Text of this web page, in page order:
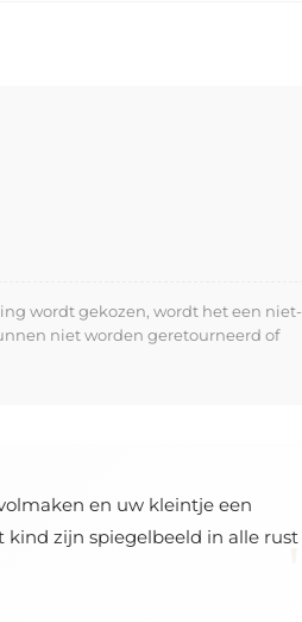
wordt gekozen, wordt het een niet-
niet worden geretourneerd of
en uw kleintje een
zijn spiegelbeeld in alle rust